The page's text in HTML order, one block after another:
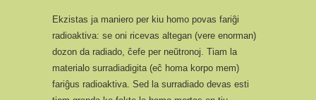
Ekzistas ja maniero per kiu homo povas fariĝi
radioaktiva: se oni ricevas altegan (vere enorman)
dozon da radiado, ĉefe per neŭtronoj. Tiam la
materialo surradiadigita (eĉ homa korpo mem)
fariĝus radioaktiva. Sed la surradiado devas esti